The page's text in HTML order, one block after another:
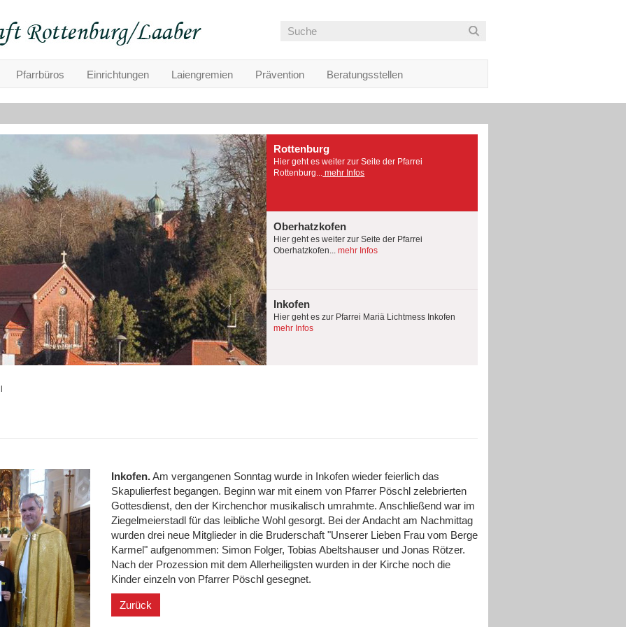
Pfarrbüros Einrichtungen Laiengremien Prävention Beratungsstellen
Rottenburg
Hier geht es weiter zur Seite der Pfarrei
Rottenburg... mehr Infos
Oberhatzkofen
Hier geht es weiter zur Seite der Pfarrei
Oberhatzkofen... mehr Infos
Inkofen
Hier geht es zur Pfarrei Mariä Lichtmess Inkofen
mehr Infos
Inkofen.Am vergangenen Sonntag wurde in Inkofen wieder feierlich das
Skapulierfest begangen. Beginn war mit einem von Pfarrer Pöschl zelebrierten
Gottesdienst, den der Kirchenchor musikalisch umrahmte. Anschließend war im
Ziegelmeierstadl für das leibliche Wohl gesorgt. Bei der Andacht am Nachmittag
wurden drei neue Mitglieder in die Bruderschaft "Unserer Lieben Frau vom Berge
Karmel" aufgenommen: Simon Folger, Tobias Abeltshauser und Jonas Rötzer.
Nach der Prozession mit dem Allerheiligsten wurden in der Kirche noch die
Kinder einzeln von Pfarrer Pöschl gesegnet.
Zurück